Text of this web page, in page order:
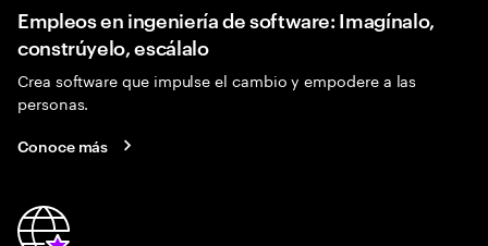
Empleos en ingeniería de software: Imagínalo,
constrúyelo, escálalo
Crea software que impulse el cambio y empodere a las
personas.
Conoce más